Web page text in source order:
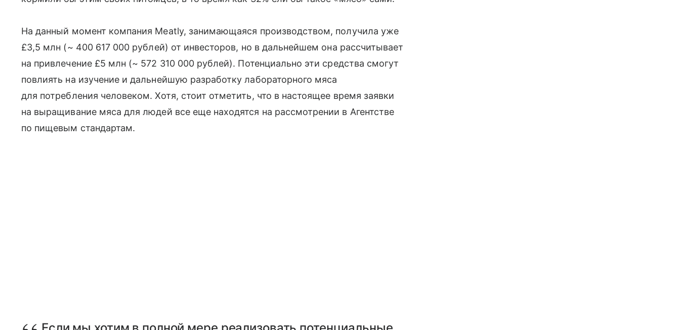
На данный момент компания Meatly, занимающаяся производством, получила уже
£3,5 млн (~ 400 617 000 рублей) от инвесторов, но в дальнейшем она рассчитывает
на привлечение £5 млн (~ 572 310 000 рублей). Потенциально эти средства смогут
повлиять на изучение и дальнейшую разработку лабораторного мяса
для потребления человеком. Хотя, стоит отметить, что в настоящее время заявки
на выращивание мяса для людей все еще находятся на рассмотрении в Агентстве
по пищевым стандартам.